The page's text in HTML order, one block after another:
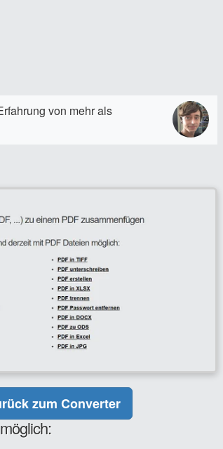
von mehr als
zum Converter